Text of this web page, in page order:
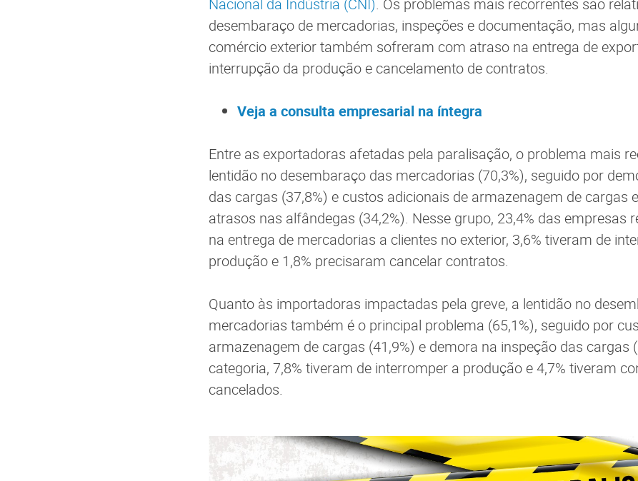
Nacional da Indústria (CNI). Os problemas mais recorrentes são
desembaraço de mercadorias, inspeções e documentação, mas
comércio exterior também sofreram com atraso na entrega de
interrupção da produção e cancelamento de contratos.
Veja a consulta empresarial na íntegra
Entre as exportadoras afetadas pela paralisação, o problema mais
lentidão no desembaraço das mercadorias (70,3%), seguido por
das cargas (37,8%) e custos adicionais de armazenagem de cargas
atrasos nas alfândegas (34,2%). Nesse grupo, 23,4% das empresas
na entrega de mercadorias a clientes no exterior, 3,6% tiveram de
produção e 1,8% precisaram cancelar contratos.
Quanto às importadoras impactadas pela greve, a lentidão no
mercadorias também é o principal problema (65,1%), seguido por
armazenagem de cargas (41,9%) e demora na inspeção das cargas
categoria, 7,8% tiveram de interromper a produção e 4,7% tiveram
cancelados.